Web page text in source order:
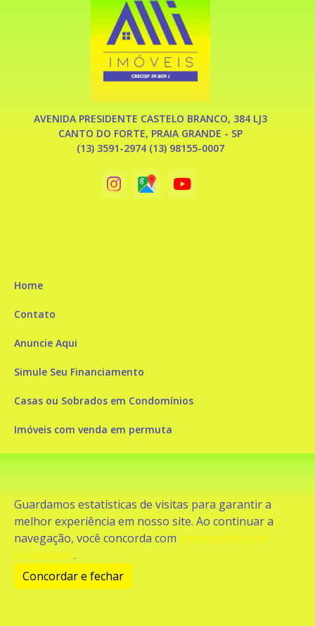
Guardamos estatísticas de visitas para garantir a
melhor experiência em nosso site. Ao continuar a
navegação, você concorda com nossa política de
privacidade.
Concordar e fechar
AVENIDA PRESIDENTE CASTELO BRANCO, 384 LJ3
CANTO DO FORTE, PRAIA GRANDE - SP
(13) 3591-2974 (13) 98155-0007
Home
Contato
Anuncie Aqui
Simule Seu Financiamento
Casas ou Sobrados em Condomínios
Imóveis com venda em permuta
Imóveis com Vista para o Mar
Casa com piscina
Apartamento com piscina
Condomínio fechado